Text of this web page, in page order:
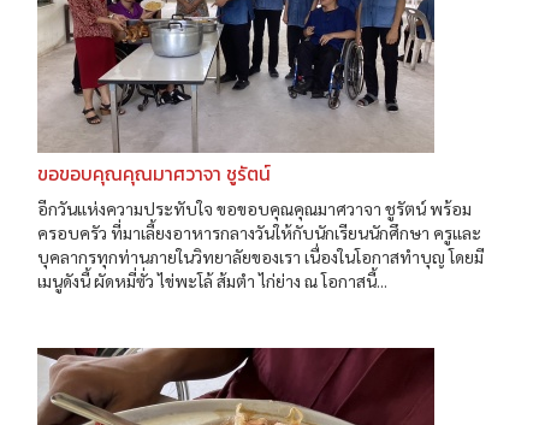
ขอขอบคุณคุณมาศวาจา ชูรัตน์
อีกวันแห่งความประทับใจ ขอขอบคุณคุณมาศวาจา ชูรัตน์ พร้อม
ครอบครัว ที่มาเลี้ยงอาหารกลางวันให้กับนักเรียนนักศึกษา ครูและ
บุคลากรทุกท่านภายในวิทยาลัยของเรา เนื่องในโอกาสทำบุญ โดยมี
เมนูดังนี้ ผัดหมี่ซั่ว ไข่พะโล้ ส้มตำ ไก่ย่าง ณ โอกาสนี้...